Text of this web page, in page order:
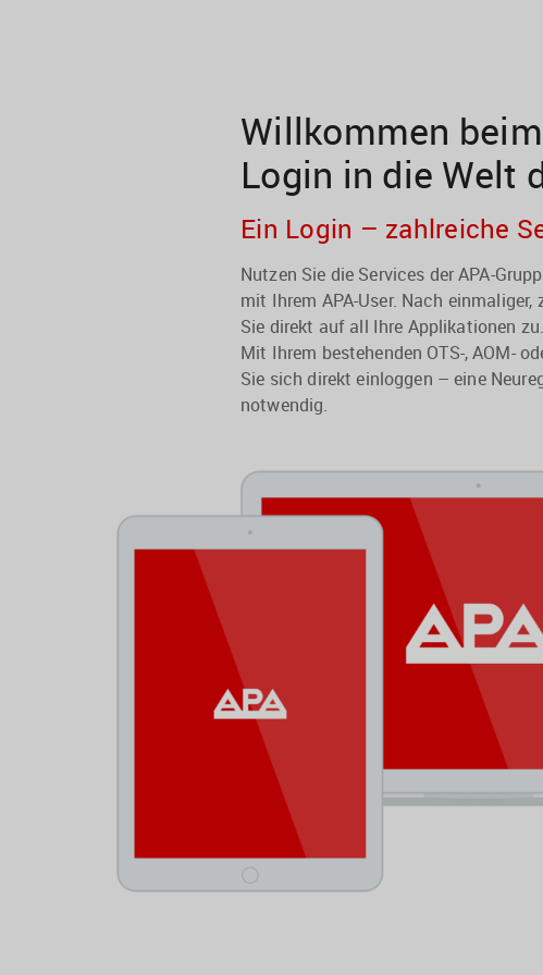
Willkommen
Login in die Welt
Ein Login – zahlreiche
Nutzen Sie die Services der APA-
mit Ihrem APA-User. Nach
Sie direkt auf all Ihre Applikationen zu.
Mit Ihrem bestehenden OTS-, AOM-
Sie sich direkt einloggen – eine
notwendig.